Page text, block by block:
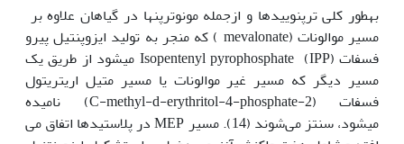
به‏طور کلی ترپنوییدها و ازجمله مونوترپن‏ها در گیاهان علاوه بر
مسیر موالونات (mevalonate ) که منجر به تولید ایزوپنتیل پیرو
فسفات Isopentenyl pyrophosphate (IPP) می‏شود از طریق یک
مسیر دیگر که مسیر غیر موالونات یا مسیر متیل اریتریتول
فسفات (2-C-methyl-d-erythritol-4-phosphate) نامیده
می‏شود، سنتز می‌شوند (14). مسیر MEP در پلاستیدها اتفاق می